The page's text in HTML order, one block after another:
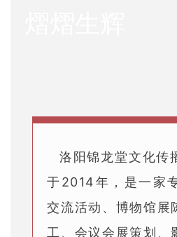
洛阳锦龙堂文化传
于2014年，是一家
交流活动、博物馆展
工、会议会展策划、